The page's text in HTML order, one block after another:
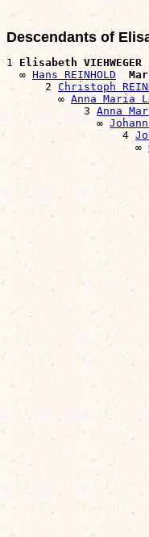
Descendants of
1 Elisabeth VIEHWEGER
  ∞
Hans REINHOLD
      2
Christoph
        ∞
Anna Maria
            3
Anna
              ∞
                  4
                    ∞